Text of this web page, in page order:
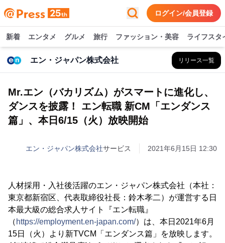
ログイン/会員登録
新着 エンタメ グルメ 旅行 ファッション・美容 ライフスタ
エン・ジャパン株式会社 リリース一覧
Mr.エン（バカリズム）がスマートに進化し、
ダンスを披露！ エン転職 新CM「エンダンス
篇」、本日6/15（火）放映開始
エン・ジャパン株式会社サービス 2021年6月15日 12:30
人材採用・入社後活躍のエン・ジャパン株式会社（本社：
東京都新宿区、代表取締役社長：鈴木孝二）が運営する日
本最大級の総合求人サイト『エン転職』
（ https://employment.en-japan.com/）は、本日2021年6月
15日（火）より新TVCM「エンダンス篇」を放映します。